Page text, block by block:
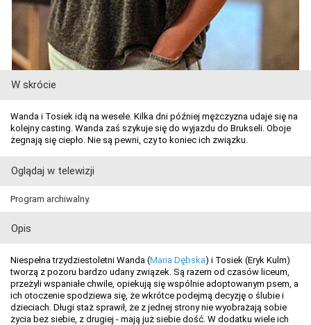
W skrócie
Wanda i Tosiek idą na wesele. Kilka dni później mężczyzna udaje się na
kolejny casting. Wanda zaś szykuje się do wyjazdu do Brukseli. Oboje
żegnają się ciepło. Nie są pewni, czy to koniec ich związku.
Oglądaj w telewizji
Program archiwalny.
Opis
Niespełna trzydziestoletni Wanda (Maria Dębska) i Tosiek (Eryk Kulm)
tworzą z pozoru bardzo udany związek. Są razem od czasów liceum,
przeżyli wspaniałe chwile, opiekują się wspólnie adoptowanym psem, a
ich otoczenie spodziewa się, że wkrótce podejmą decyzję o ślubie i
dzieciach. Długi staż sprawił, że z jednej strony nie wyobrażają sobie
życia bez siebie, z drugiej - mają już siebie dość. W dodatku wiele ich